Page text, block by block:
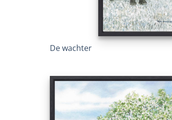
De wachter